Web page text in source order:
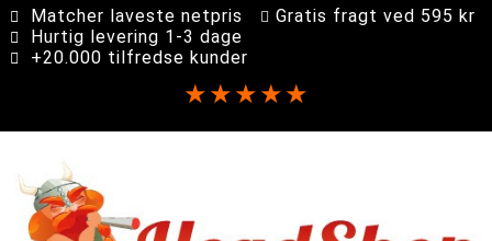
Matcher laveste netpris
Gratis fragt ved 595 kr
Hurtig levering 1-3 dage
+20.000 tilfredse kunder
★★★★★